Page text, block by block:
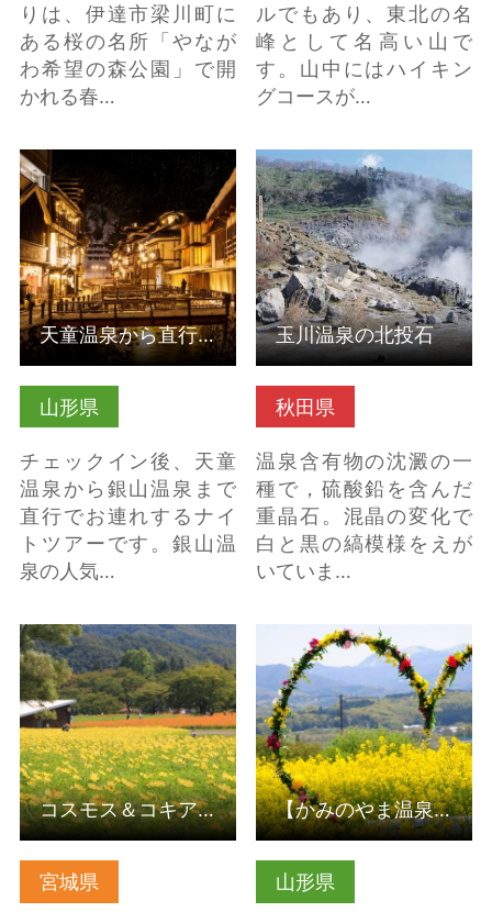
りは、伊達市梁川町に
ある桜の名所「やなが
わ希望の森公園」で開
かれる春…
ルでもあり、東北の名
峰として名高い山で
す。山中にはハイキン
グコースが…
山形県
チェックイン後、天童
温泉から銀山温泉まで
直行でお連れするナイ
トツアーです。銀山温
泉の人気…
天童温泉から直行で行
く、銀山温泉Twilight
Trip 2025〜2026 の詳
細はこちら
天童温泉から直行で行く、銀山温泉Twilight Trip 2025〜2026
秋田県
温泉含有物の沈澱の一
種で，硫酸鉛を含んだ
重晶石。混晶の変化で
白と黒の縞模様をえが
いていま…
玉川温泉の北投石 の詳
細はこちら
玉川温泉の北投石
宮城県
コスモス＆コキア de
COKOフェスタ（国営み
ちのく杜の湖畔公園）
の詳細はこちら
コスモス＆コキア de COKOフェスタ（国営みちのく杜の湖畔公園）
山形県
【かみのやま温泉】菜
の花畑 ヴェンテンガ
ルデン の詳細はこちら
【かみのやま温泉】菜の花畑 ヴェンテンガルデン